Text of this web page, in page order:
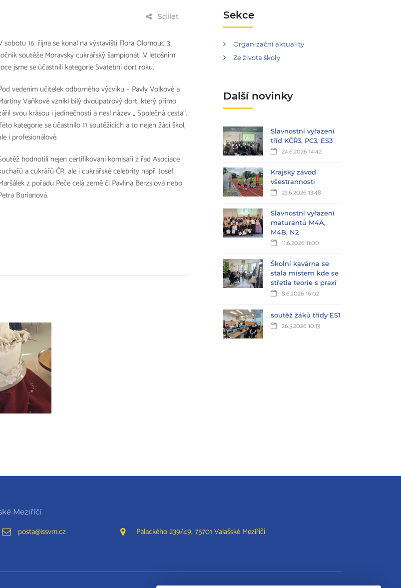
Sdílet
sobotu 16. října se konal na výstavišti Flora Olomouc 3.
soutěže Moravský cukrářský šampionát. V letošním
jsme se účastnili kategorie Svatební dort roku.
vedením učitelek odborného výcviku – Pavly Volkové a
Vaňkové vznikl bílý dvoupatrový dort, který přímo
svou krásou i jedinečností a nesl název „ Společná cesta“.
kategorie se účastnilo 11 soutěžících a to nejen žáci škol,
i profesionálové.
hodnotili nejen certifikovaní komisaři z řad Asociace
a cukrářů ČR, ale i cukrářské celebrity např. Josef
z pořadu Peče celá země či Pavlína Berzsiová nebo
Burianová.
Sekce
Organizační aktuality
Ze života školy
Další novinky
Slavnostní vyřazení
tříd KČŘ3, PC3, ES3
24.6.2026 14:42
Krajský závod
všestrannosti
23.6.2026 13:48
Slavnostní vyřazení
maturantů M4A,
M4B, N2
11.6.2026 11:00
Školní kavárna se
stala místem kde se
střetla teorie s praxí
8.6.2026 16:02
soutěž žáků třídy ES1
26.5.2026 10:13
Meziříčí
posta@issvm.cz Palackého 239/49, 75701 Valašské Meziříčí